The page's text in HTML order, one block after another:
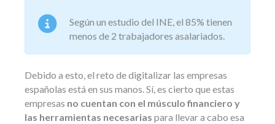
Según un estudio del INE, el 85% tienen
menos de 2 trabajadores asalariados.
Debido a esto, el reto de digitalizar las empresas
españolas está en sus manos. Sí, es cierto que estas
empresas no cuentan con el músculo financiero y
las herramientas necesarias para llevar a cabo esa